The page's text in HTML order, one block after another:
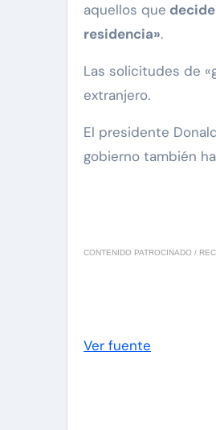
aquellos que
residencia».
Las solicitudes de
extranjero.
El presidente
gobierno también
CONTENIDO PATROCINADO /
Ver fuente